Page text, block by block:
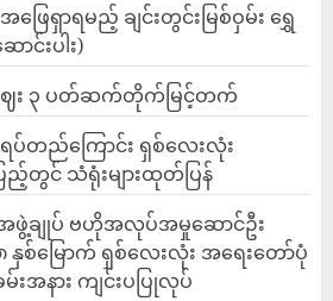
ဖြေရှာရမည့် ချင်းတွင်းမြစ်ဝှမ်း ရွှေ
င်းပါး)
ေး ၃ ပတ်ဆက်တိုက်မြင့်တက်
ပ်တည်ကြောင်း ရှစ်လေးလုံး
ည့်တွင် သံရုံးများထုတ်ပြန်
ဖွဲ့ချုပ် ဗဟိုအလုပ်အမှုဆောင်ဦး
စ်မြောက် ရှစ်လေးလုံး အရေးတော်ပုံ
အနား ကျင်းပပြုလုပ်